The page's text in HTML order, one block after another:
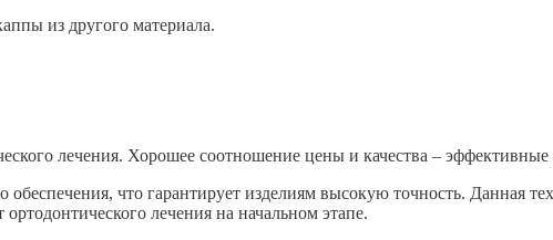
из другого материала.
лечения. Хорошее соотношение цены и качества – эффективные
что гарантирует изделиям высокую точность. Данная
лечения на начальном этапе.